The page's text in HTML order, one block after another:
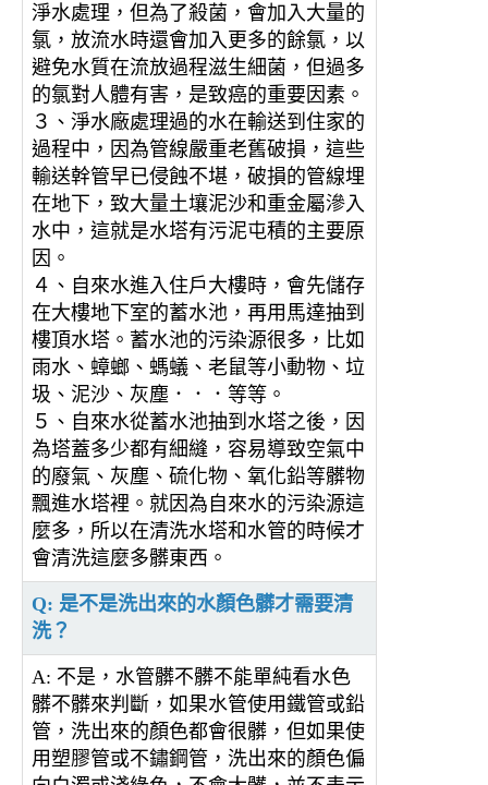
淨水處理，但為了殺菌，會加入大量的
氯，放流水時還會加入更多的餘氯，以
避免水質在流放過程滋生細菌，但過多
的氯對人體有害，是致癌的重要因素。
３、淨水廠處理過的水在輸送到住家的
過程中，因為管線嚴重老舊破損，這些
輸送幹管早已侵蝕不堪，破損的管線埋
在地下，致大量土壤泥沙和重金屬滲入
水中，這就是水塔有污泥屯積的主要原
因。
４、自來水進入住戶大樓時，會先儲存
在大樓地下室的蓄水池，再用馬達抽到
樓頂水塔。蓄水池的污染源很多，比如
雨水、蟑螂、螞蟻、老鼠等小動物、垃
圾、泥沙、灰塵．．．等等。
５、自來水從蓄水池抽到水塔之後，因
為塔蓋多少都有細縫，容易導致空氣中
的廢氣、灰塵、硫化物、氧化鉛等髒物
飄進水塔裡。就因為自來水的污染源這
麼多，所以在清洗水塔和水管的時候才
會清洗這麼多髒東西。
Q: 是不是洗出來的水顏色髒才需要清
洗？
A: 不是，水管髒不髒不能單純看水色
髒不髒來判斷，如果水管使用鐵管或鉛
管，洗出來的顏色都會很髒，但如果使
用塑膠管或不鏽鋼管，洗出來的顏色偏